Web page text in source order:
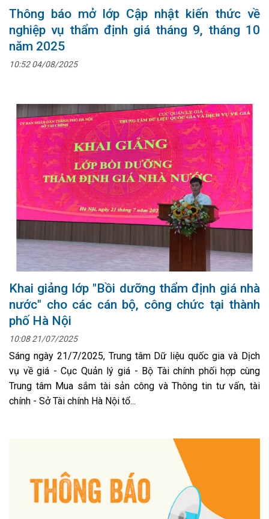
Thông báo mở lớp Cập nhật kiến thức về
nghiệp vụ thẩm định giá tháng 9, tháng 10
năm 2025
10:52 04/08/2025
Khai giảng lớp "Bồi dưỡng thẩm định giá nhà
nước" cho các cán bộ, công chức tại thành
phố Hà Nội
10:08 21/07/2025
Sáng ngày 21/7/2025, Trung tâm Dữ liệu quốc gia và Dịch
vụ về giá - Cục Quản lý giá - Bộ Tài chính phối hợp cùng
Trung tâm Mua sắm tài sản công và Thông tin tư vấn, tài
chính - Sở Tài chính Hà Nội tổ...